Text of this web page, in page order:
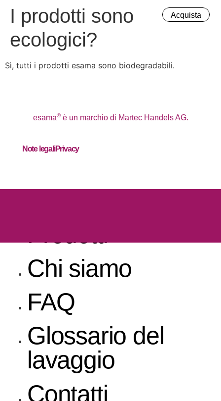
Acquista
Acquista
I prodotti sono
ecologici?
Sì, tutti i prodotti esama sono biodegradabili.
esama®è un marchio di Martec Handels AG.
Note legaliPrivacy
Chi siamo
FAQ
Glossario del
lavaggio
Contatti